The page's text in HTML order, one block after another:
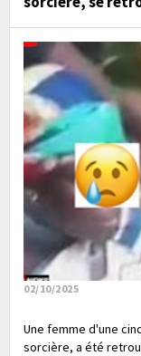
02/10/2025
Une femme d'une
sorcière, a été